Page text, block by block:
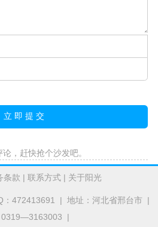
，赶快抢个沙发吧。
条款 | 联系方式 | 关于阳光
472413691 | 地址：河北省邢台市 |
0319—3163003 |